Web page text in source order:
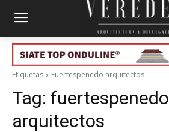
Etiquetas Fuertespenedo arquitectos
Tag: fuertespenedo
arquitectos